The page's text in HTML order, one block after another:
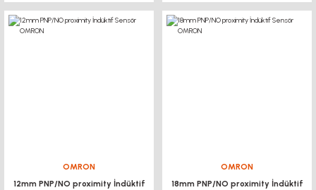
OMRON
12mm PNP/NO proximity İndüktif
OMRON
18mm PNP/NO proximity İndüktif